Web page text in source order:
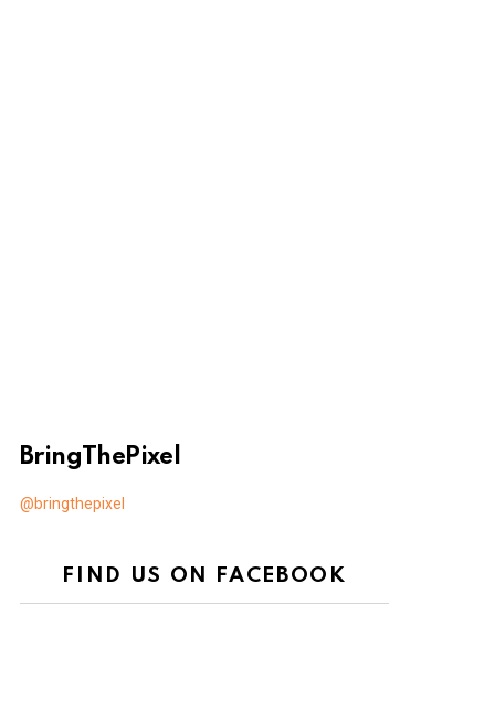
BringThePixel
@bringthepixel
FIND US ON FACEBOOK